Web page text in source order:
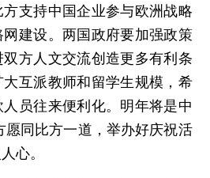
支持中国企业参与欧洲战略
建设。两国政府要加强政策
方人文交流创造更多有利条
互派教师和留学生规模，希
员往来便利化。明年将是中
愿同比方一道，举办好庆祝活
心。